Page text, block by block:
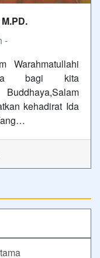
-
Warahmatullahi
bagi kita
kehadirat Ida